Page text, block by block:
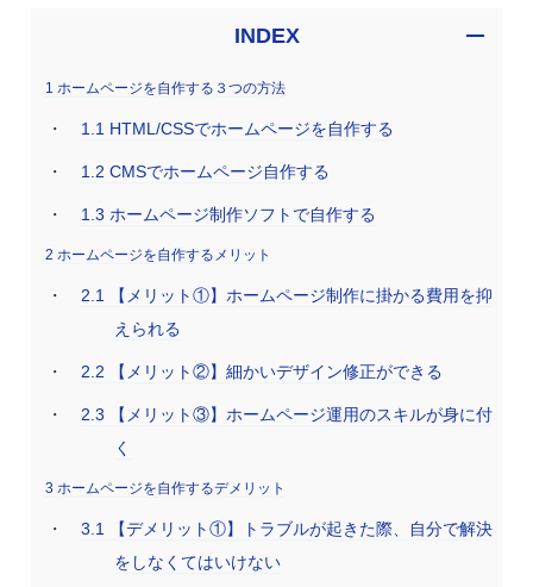
INDEX
1 ホームページを自作する３つの方法
1.1 HTML/CSSでホームページを自作する
1.2 CMSでホームページ自作する
1.3 ホームページ制作ソフトで自作する
2 ホームページを自作するメリット
2.1
【メリット①】ホームページ制作に掛かる費用を抑
えられる
2.2 【メリット②】細かいデザイン修正ができる
2.3 【メリット③】ホームページ運用のスキルが身に付
く
3 ホームページを自作するデメリット
3.1
【デメリット①】トラブルが起きた際、自分で解決
をしなくてはいけない